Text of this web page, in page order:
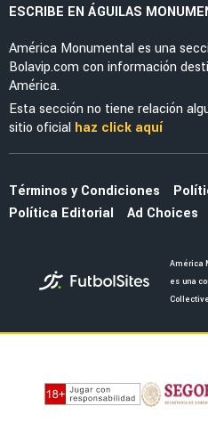
ESCRIBE EN ÁGUILAS
América Monumental es una
Bolavip.com con información
América.
Esta sección no tiene relación
sitio oficial haz click aquí
Términos y Condiciones
Política Editorial
Ad Choices
América
es una